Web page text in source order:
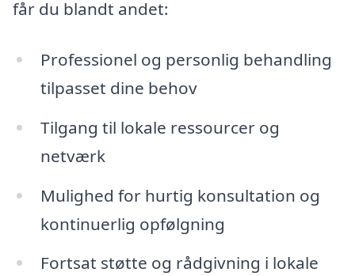
får du blandt andet:
Professionel og personlig behandling
tilpasset dine behov
Tilgang til lokale ressourcer og
netværk
Mulighed for hurtig konsultation og
kontinuerlig opfølgning
Fortsat støtte og rådgivning i lokale